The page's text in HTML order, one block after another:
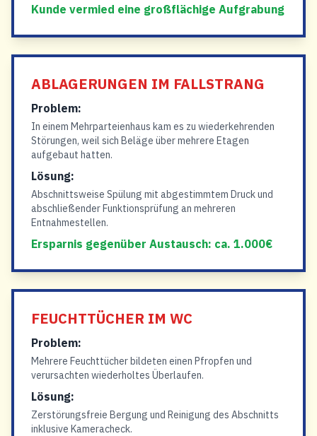
Kunde vermied eine großflächige Aufgrabung
ABLAGERUNGEN IM FALLSTRANG
Problem:
In einem Mehrparteienhaus kam es zu wiederkehrenden
Störungen, weil sich Beläge über mehrere Etagen
aufgebaut hatten.
Lösung:
Abschnittsweise Spülung mit abgestimmtem Druck und
abschließender Funktionsprüfung an mehreren
Entnahmestellen.
Ersparnis gegenüber Austausch: ca. 1.000€
FEUCHTTÜCHER IM WC
Problem:
Mehrere Feuchttücher bildeten einen Pfropfen und
verursachten wiederholtes Überlaufen.
Lösung:
Zerstörungsfreie Bergung und Reinigung des Abschnitts
inklusive Kameracheck.